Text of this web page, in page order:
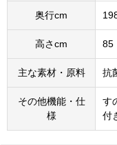
奥行cm
高さcm 85
主な素材・原料 抗
その他機能・仕
様
す
付